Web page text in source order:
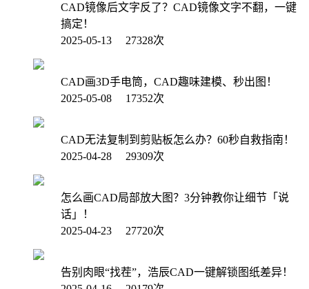
CAD镜像后文字反了？CAD镜像文字不翻，一键
搞定！
2025-05-13 27328次
CAD画3D手电筒，CAD趣味建模、秒出图！
2025-05-08 17352次
CAD无法复制到剪贴板怎么办？60秒自救指南！
2025-04-28 29309次
怎么画CAD局部放大图？3分钟教你让细节「说
话」！
2025-04-23 27720次
告别肉眼“找茬”，浩辰CAD一键解锁图纸差异！